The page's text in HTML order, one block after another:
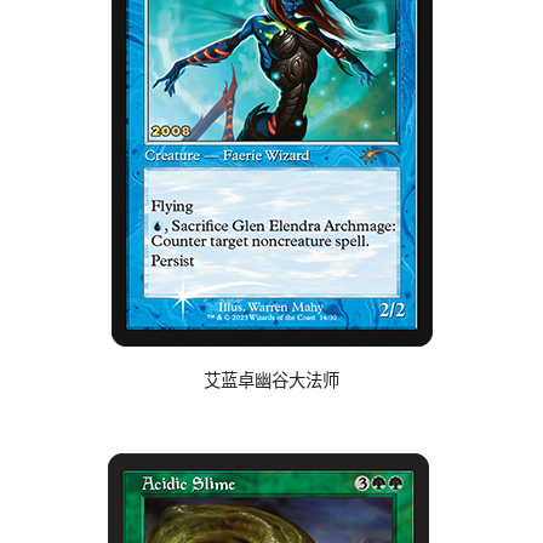
艾蓝卓幽谷大法师